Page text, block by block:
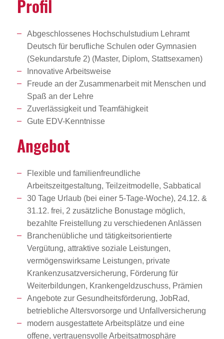
Profil
Abgeschlossenes Hochschulstudium Lehramt
Deutsch für berufliche Schulen oder Gymnasien
(Sekundarstufe 2) (Master, Diplom, Stattsexamen)
Innovative Arbeitsweise
Freude an der Zusammenarbeit mit Menschen und
Spaß an der Lehre
Zuverlässigkeit und Teamfähigkeit
Gute EDV-Kenntnisse
Angebot
Flexible und familienfreundliche
Arbeitszeitgestaltung, Teilzeitmodelle, Sabbatical
30 Tage Urlaub (bei einer 5-Tage-Woche), 24.12. &
31.12. frei, 2 zusätzliche Bonustage möglich,
bezahlte Freistellung zu verschiedenen Anlässen
Branchenübliche und tätigkeitsorientierte
Vergütung, attraktive soziale Leistungen,
vermögenswirksame Leistungen, private
Krankenzusatzversicherung, Förderung für
Weiterbildungen, Krankengeldzuschuss, Prämien
Angebote zur Gesundheitsförderung, JobRad,
betriebliche Altersvorsorge und Unfallversicherung
modern ausgestattete Arbeitsplätze und eine
offene, vertrauensvolle Arbeitsatmosphäre